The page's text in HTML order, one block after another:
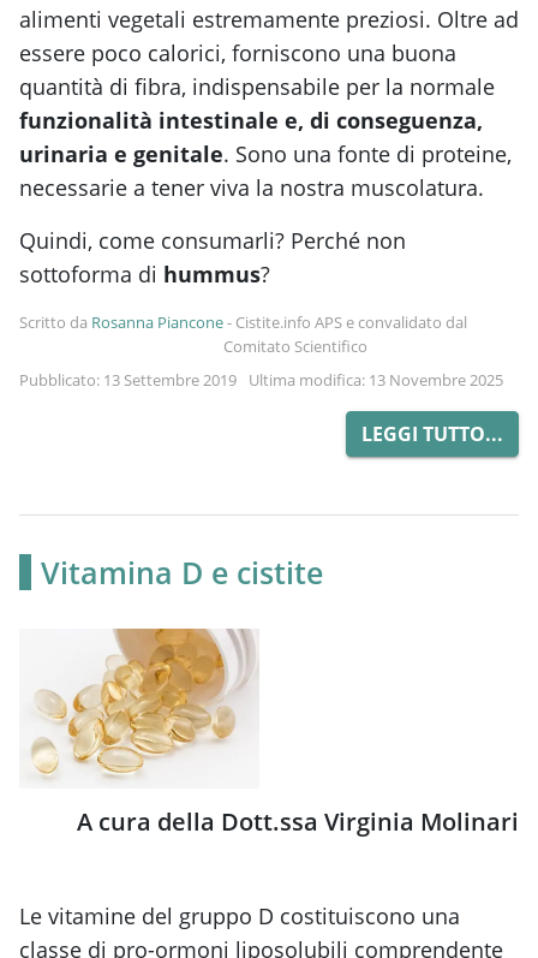
alimenti vegetali estremamente preziosi. Oltre ad
essere poco calorici, forniscono una buona
quantità di fibra, indispensabile per la normale
funzionalità intestinale e, di conseguenza,
urinaria e genitale. Sono una fonte di proteine,
necessarie a tener viva la nostra muscolatura.
Quindi, come consumarli? Perché non
sottoforma di hummus?
Scritto da Rosanna Piancone- Cistite.info APS e convalidato dal
Comitato Scientifico
Pubblicato: 13 Settembre 2019
Ultima modifica: 13 Novembre 2025
LEGGI TUTTO...
Vitamina D e cistite
A cura della Dott.ssa Virginia Molinari
Le vitamine del gruppo D costituiscono una
classe di pro-ormoni liposolubili comprendente